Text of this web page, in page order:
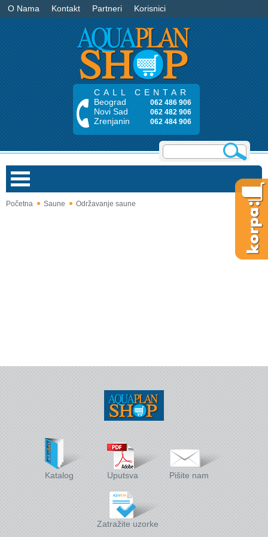
O Nama Kontakt Partneri Korisnici
CALL CENTAR
Beograd
062 486 906
Novi Sad 062 482 906
Zrenjanin 062 484 906
X - Adventure time
Početna Saune Održavanje saune
Katalog Uputsva Pišite nam
Zatražite uzorke